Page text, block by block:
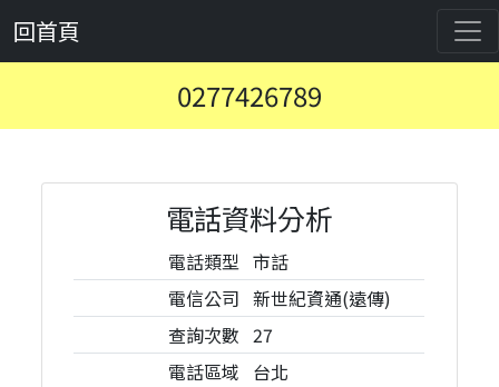
回首頁
0277426789
電話資料分析
電話類型 市話
電信公司 新世紀資通(遠傳)
查詢次數 27
電話區域 台北